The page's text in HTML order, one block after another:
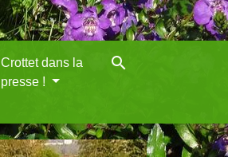
Crottet dans la
presse !
search